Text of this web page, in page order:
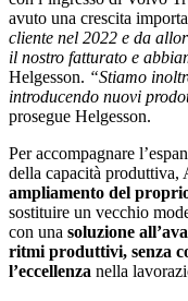
avuto una crescita
cliente nel 2022 e da
il nostro fatturato e
Helgesson. “Stiamo
introducendo nuovi
prosegue Helgesson.
Per accompagnare
della capacità
ampliamento del
sostituire un vecchio
con una soluzione
ritmi produttivi, senza
l’eccellenza nella